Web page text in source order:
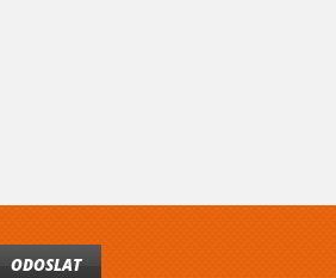
ODOSLAT